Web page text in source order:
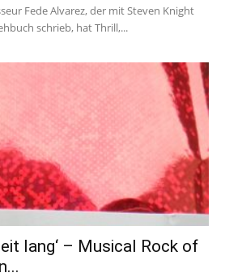
Fede Alvarez, der mit Steven Knight
schrieb, hat Thrill,...
lang‘ – Musical Rock of